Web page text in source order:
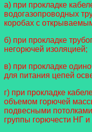
а) при прокладке
водогазопроводных
коробах с откры
б) при прокладке
негорючей изоляцией;
в) при прокладке
для питания цепей
г) при прокладке
объемом горючей
подвесными
группы горючести НГ и